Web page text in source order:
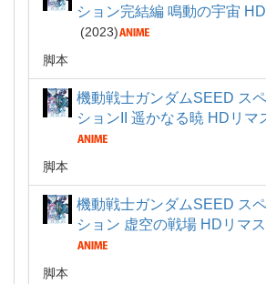
ション完結編 鳴動の宇宙
2023
脚本
機動戦士ガンダムSEED ス
ションII 遥かなる暁 HDリマ
脚本
機動戦士ガンダムSEED ス
ション 虚空の戦場 HDリマ
脚本